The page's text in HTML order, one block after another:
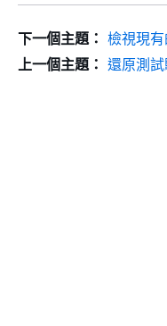
下一個主題： 檢視現
上一個主題： 還原測